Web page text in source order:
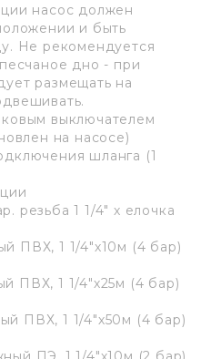
насос должен
и быть
Не рекомендуется
дно - при
размещать на
выключателем
на насосе)
шланга (1
резьба 1 1/4" х елочка
ПВХ, 1 1/4"х10м (4 бар)
ПВХ, 1 1/4"х25м (4 бар)
ПВХ, 1 1/4"х50м (4 бар)